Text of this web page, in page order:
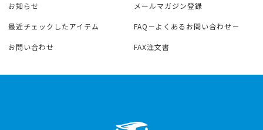
お知らせ メールマガジン登録
最近チェックしたアイテム FAQ－よくあるお問い合わせ－
お問い合わせ FAX注文書